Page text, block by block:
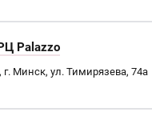
Palazzo
, г. Минск, ул. Тимирязева, 74а